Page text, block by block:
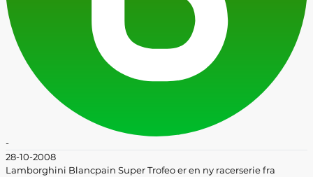
-
28-10-2008
Lamborghini Blancpain Super Trofeo er en ny racerserie fra